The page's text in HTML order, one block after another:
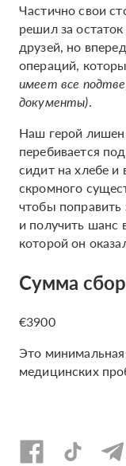
Частично свои
решил за
друзей, но
операций,
имеет все
документы).
Наш герой
перебивается
сидит на хлебе
скромного
чтобы поправить
и получить шанс
которой он
Сумма
€3900
Это
медицинских